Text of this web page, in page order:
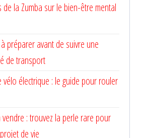
la Zumba sur le bien-être mental
préparer avant de suivre une
de transport
vélo électrique : le guide pour rouler
: trouvez la perle rare pour
de vie